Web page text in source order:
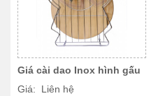
Giá cài dao Inox hình gấu
Giá: Liên hệ